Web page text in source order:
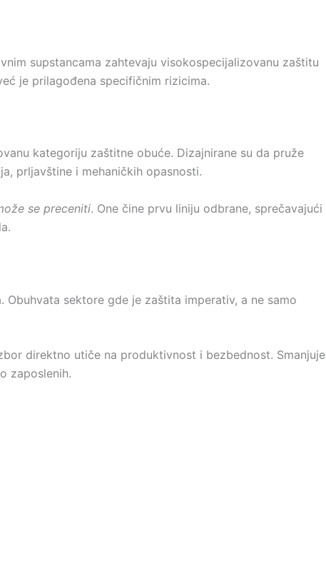
supstancama zahtevaju visokospecijalizovanu zaštitu
je prilagođena specifičnim rizicima.
kategoriju zaštitne obuće. Dizajnirane su da pruže
prljavštine i mehaničkih opasnosti.
se preceniti. One čine prvu liniju odbrane, sprečavajući
Obuhvata sektore gde je zaštita imperativ, a ne samo
direktno utiče na produktivnost i bezbednost. Smanjuje
zaposlenih.